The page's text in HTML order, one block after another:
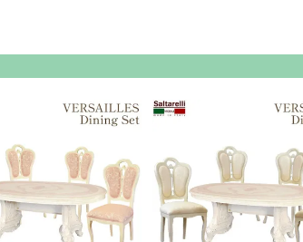
・キャビネット
サー
シリーズ・オリジナル
テイスト
玄関・その他収納